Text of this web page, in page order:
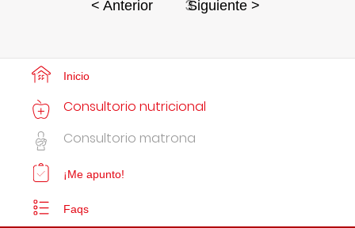
< Anterior 3Siguiente >
Inicio
Consultorio nutricional
Consultorio matrona
¡Me apunto!
Faqs